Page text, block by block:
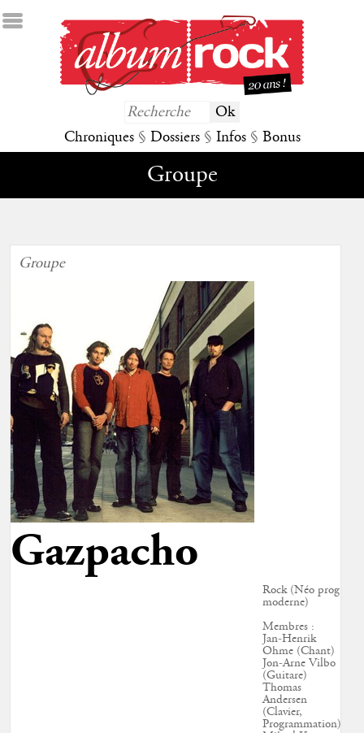
Chroniques § Dossiers § Infos § Bonus
Groupe
Groupe
Gazpacho
Rock (Néo prog
moderne)
Membres :
Jan-Henrik
Ohme (Chant)
Jon-Arne Vilbo
(Guitare)
Thomas
Andersen
(Clavier,
Programmation)